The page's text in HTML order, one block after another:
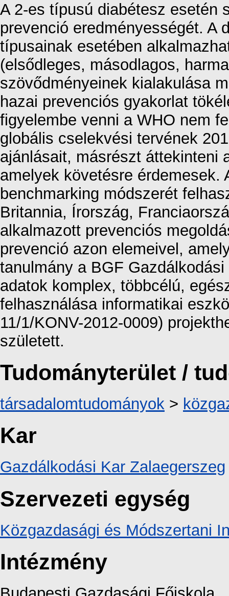
A 2-es típusú diabétesz esetén
prevenció eredményességét. A
típusainak esetében
(elsődleges, másodlagos,
szövődményeinek kialakulása
hazai prevenciós gyakorlat
figyelembe venni a WHO nem
globális cselekvési tervének
ajánlásait, másrészt áttekinteni
amelyek követésre érdemesek.
benchmarking módszerét
Britannia, Írország,
alkalmazott prevenciós
prevenció azon elemeivel,
tanulmány a BGF
adatok komplex, többcélú,
felhasználása informatikai
11/1/KONV-2012-0009)
született.
Tudományterület /
társadalomtudományok >
Kar
Gazdálkodási Kar Zalaegerszeg
Szervezeti egység
Közgazdasági és Módszertani
Intézmény